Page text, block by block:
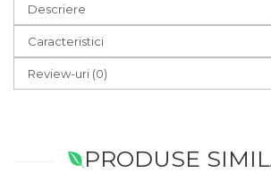
Descriere
Caracteristici
Review-uri (0)
PRODUSE